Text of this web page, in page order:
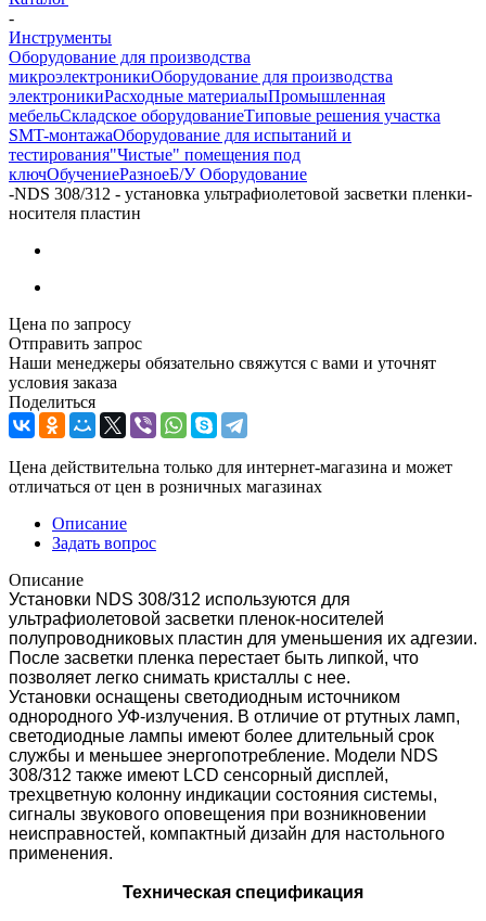
-
Инструменты
Оборудование для производства
микроэлектроникиОборудование для производства
электроникиРасходные материалыПромышленная
мебельСкладское оборудованиеТиповые решения участка
SMT-монтажаОборудование для испытаний и
тестирования"Чистые" помещения под
ключОбучениеРазноеБ/У Оборудование
-NDS 308/312 - установка ультрафиолетовой засветки пленки-
носителя пластин
Цена по запросу
Отправить запрос
Наши менеджеры обязательно свяжутся с вами и уточнят
условия заказа
Поделиться
Цена действительна только для интернет-магазина и может
отличаться от цен в розничных магазинах
Описание
Задать вопрос
Описание
Установки NDS 308/312 используются для
ультрафиолетовой засветки пленок-носителей
полупроводниковых пластин для уменьшения их адгезии.
После засветки пленка перестает быть липкой, что
позволяет легко снимать кристаллы с нее.
Установки оснащены светодиодным источником
однородного УФ-излучения. В отличие от ртутных ламп,
светодиодные лампы имеют более длительный срок
службы и меньшее энергопотребление. Модели NDS
308/312 также имеют LCD сенсорный дисплей,
трехцветную колонну индикации состояния системы,
сигналы звукового оповещения при возникновении
неисправностей, компактный дизайн для настольного
применения.
Техническая спецификация